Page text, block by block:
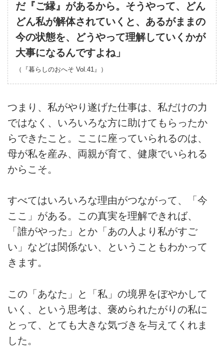
だ『ご縁』があるから。そうやって、どん
どん私が解体されていくと、あるがままの
今の状態を、どうやって理解していくかが
大事になるんですよね」
（『暮らしのおへそ Vol.41 』）
つまり、私がやり遂げた仕事は、私だけの力
ではなく、いろいろな方に助けてもらったか
らできたこと。ここに座っていられるのは、
母が私を産み、両親が育て、健康でいられる
からこそ。
すべてはいろいろな理由がつながって、「今
ここ」がある。この真実を理解できれば、
「誰がやった」とか「あの人より私がすご
い」などは関係ない、ということもわかって
きます。
この「あなた」と「私」の境界をぼやかして
いく、という思考は、褒められたがりの私に
とって、とても大きな気づきを与えてくれま
した。